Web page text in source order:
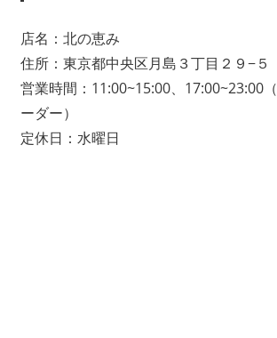
店名：北の恵み
住所：東京都中央区月島３丁目２９−５
営業時間：11:00~15:00、17:00~23:00
ーダー）
定休日：水曜日